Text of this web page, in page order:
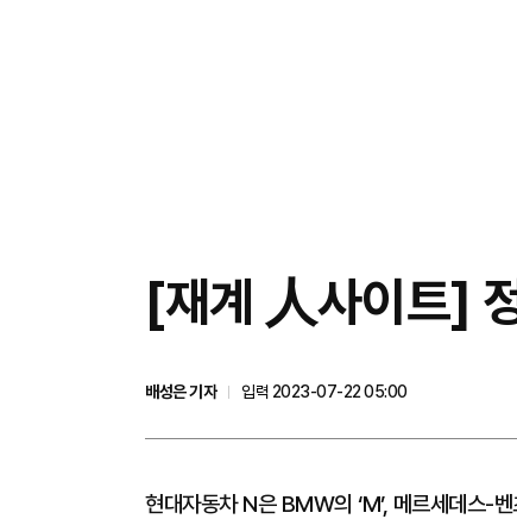
[재계 人사이트]
배성은 기자
입력 2023-07-22 05:00
현대자동차 N은 BMW의 ‘M’, 메르세데스-